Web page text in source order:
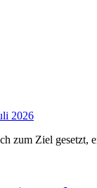
2026
zum Ziel